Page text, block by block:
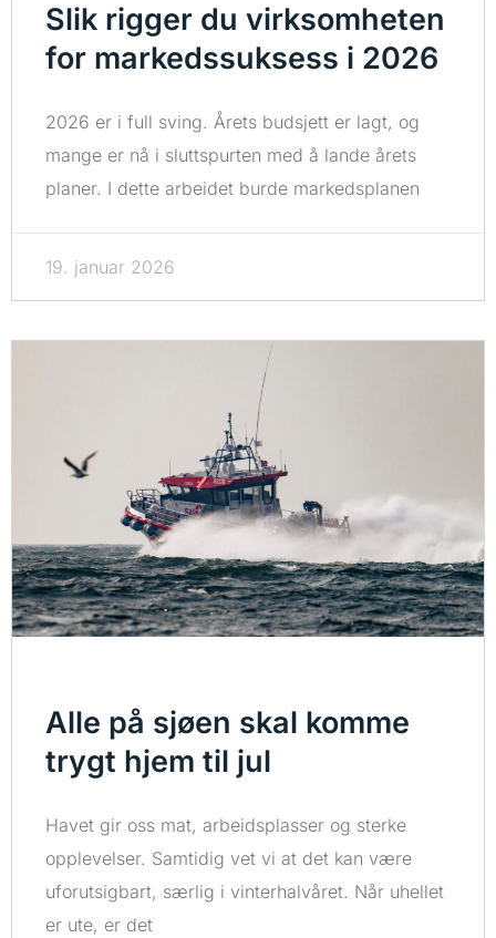
Slik rigger du virksomheten
for markedssuksess i 2026
2026 er i full sving. Årets budsjett er lagt, og
mange er nå i sluttspurten med å lande årets
planer. I dette arbeidet burde markedsplanen
19. januar 2026
Alle på sjøen skal komme
trygt hjem til jul
Havet gir oss mat, arbeidsplasser og sterke
opplevelser. Samtidig vet vi at det kan være
uforutsigbart, særlig i vinterhalvåret. Når uhellet
er ute, er det